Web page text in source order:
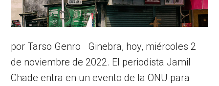
por Tarso Genro Ginebra, hoy, miércoles 2
de noviembre de 2022. El periodista Jamil
Chade entra en un evento de la ONU para